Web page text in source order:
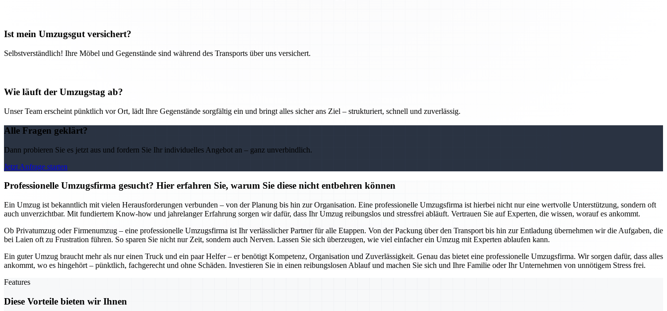
Ist mein Umzugsgut versichert?
Selbstverständlich! Ihre Möbel und Gegenstände sind während des Transports über uns versichert.
Wie läuft der Umzugstag ab?
Unser Team erscheint pünktlich vor Ort, lädt Ihre Gegenstände sorgfältig ein und bringt alles sicher ans Ziel – strukturiert, schnell und zuverlässig.
Alle Fragen geklärt?
Dann probieren Sie es jetzt aus und fordern Sie Ihr individuelles Angebot an – ganz unverbindlich.
Jetzt Anfrage starten
Professionelle Umzugsfirma gesucht? Hier erfahren Sie, warum Sie diese nicht entbehren können
Ein Umzug ist bekanntlich mit vielen Herausforderungen verbunden – von der Planung bis hin zur Organisation. Eine professionelle Umzugsfirma ist hierbei nicht nur eine wertvolle Unterstützung, sondern oft
auch unverzichtbar. Mit fundiertem Know-how und jahrelanger Erfahrung sorgen wir dafür, dass Ihr Umzug reibungslos und stressfrei abläuft. Vertrauen Sie auf Experten, die wissen, worauf es ankommt.
Ob Privatumzug oder Firmenumzug – eine professionelle Umzugsfirma ist Ihr verlässlicher Partner für alle Etappen. Von der Packung über den Transport bis hin zur Entladung übernehmen wir die Aufgaben, die
bei Laien oft zu Frustration führen. So sparen Sie nicht nur Zeit, sondern auch Nerven. Lassen Sie sich überzeugen, wie viel einfacher ein Umzug mit Experten ablaufen kann.
Ein guter Umzug braucht mehr als nur einen Truck und ein paar Helfer – er benötigt Kompetenz, Organisation und Zuverlässigkeit. Genau das bietet eine professionelle Umzugsfirma. Wir sorgen dafür, dass alles
ankommt, wo es hingehört – pünktlich, fachgerecht und ohne Schäden. Investieren Sie in einen reibungslosen Ablauf und machen Sie sich und Ihre Familie oder Ihr Unternehmen von unnötigem Stress frei.
Features
Diese Vorteile bieten wir Ihnen